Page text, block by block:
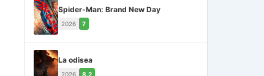
Spider-Man: Brand New Day
2026 7
La odisea
2026 8.2